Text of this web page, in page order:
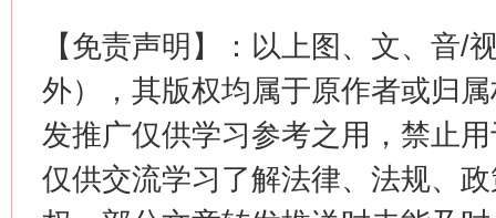
【免责声明】：以上图、文、音/
外），其版权均属于原作者或归
发推广仅供学习参考之用，禁止
仅供交流学习了解法律、法规、
这是一记警钟！ 谢